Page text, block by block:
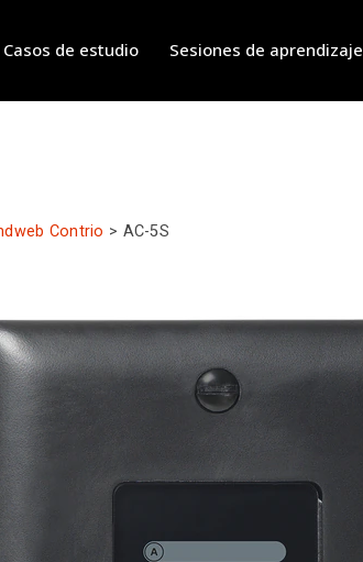
Casos de estudio Sesiones de aprendizaje
Contrio > AC-5S